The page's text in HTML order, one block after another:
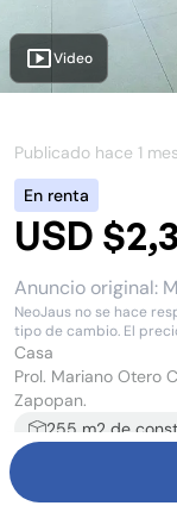
Video
Publicado hace 1
En renta
USD
Anuncio original:
NeoJaus no se hace
tipo de cambio. El
Casa
Prol. Mariano Otero
Zapopan.
255 m2 de